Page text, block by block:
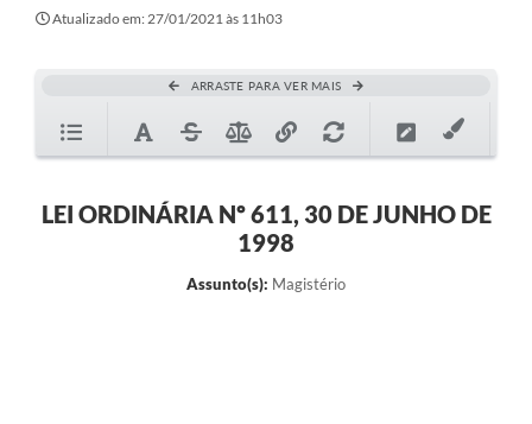
Atualizado em: 27/01/2021 às 11h03
ARRASTE PARA VER MAIS
LEI ORDINÁRIA Nº 611, 30 DE JUNHO DE
1998
Assunto(s): Magistério